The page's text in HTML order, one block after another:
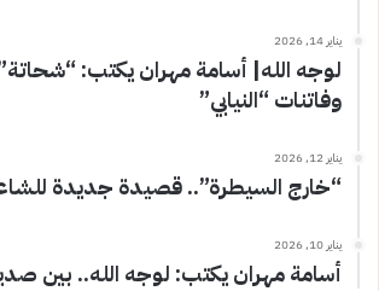
يناير 14, 2026
لوجه الله| أسامة مهران يكتب:
وفاتنات “النيابي”
يناير 12, 2026
“خارج السيطرة”.. قصيدة جديدة
يناير 10, 2026
أسامة مهران يكتب: لوجه الله.. بين